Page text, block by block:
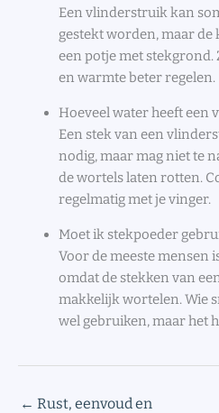
Een vlinderstruik kan
gestekt worden, maar de
een potje met stekgrond.
en warmte beter regelen.
Hoeveel water heeft een
Een stek van een
nodig, maar mag niet te
de wortels laten rotten.
regelmatig met je vinger.
Moet ik stekpoeder
Voor de meeste mensen
omdat de stekken van
makkelijk wortelen. Wie
wel gebruiken, maar het
← Rust, eenvoud en